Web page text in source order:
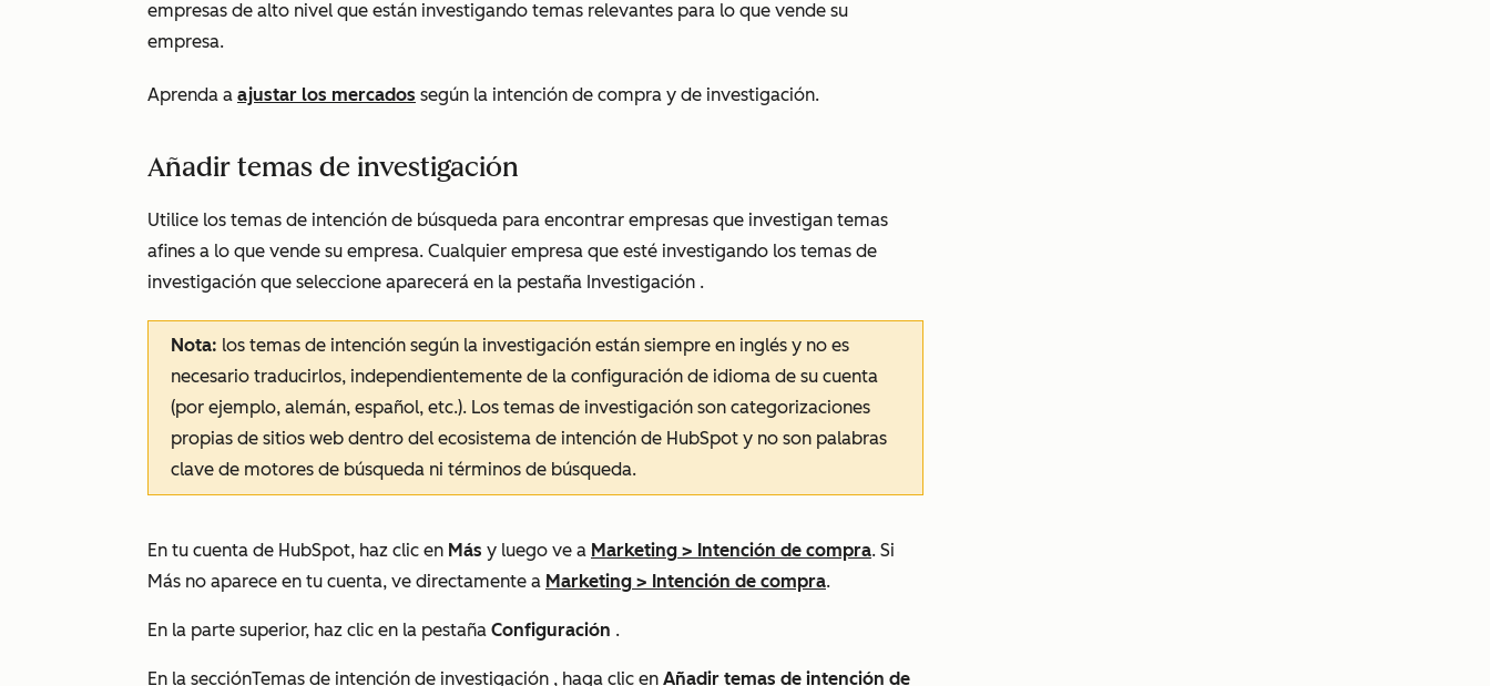
empresas de alto nivel que están investigando temas relevantes para lo que vende su
empresa.
Aprenda a ajustar los mercados según la intención de compra y de investigación.
Añadir temas de investigación
Utilice los temas de intención de búsqueda para encontrar empresas que investigan temas
afines a lo que vende su empresa. Cualquier empresa que esté investigando los temas de
investigación que seleccione aparecerá en la pestaña Investigación .
Nota: los temas de intención según la investigación están siempre en inglés y no es
necesario traducirlos, independientemente de la configuración de idioma de su cuenta
(por ejemplo, alemán, español, etc.). Los temas de investigación son categorizaciones
propias de sitios web dentro del ecosistema de intención de HubSpot y no son palabras
clave de motores de búsqueda ni términos de búsqueda.
En tu cuenta de HubSpot, haz clic en Más y luego ve a Marketing > Intención de compra. Si
Más no aparece en tu cuenta, ve directamente a Marketing > Intención de compra.
En la parte superior, haz clic en la pestaña Configuración .
En la secciónTemas de intención de investigación , haga clic en Añadir temas de intención de